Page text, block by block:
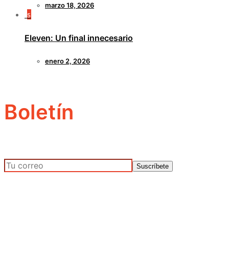
marzo 18, 2026
5
Eleven: Un final innecesario
enero 2, 2026
Boletín